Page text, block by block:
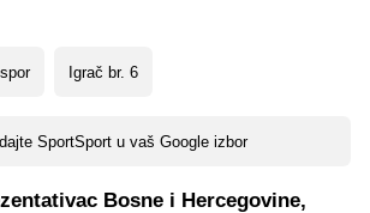
Igrač br. 6
SportSport u vaš Google izbor
Bosne i Hercegovine,